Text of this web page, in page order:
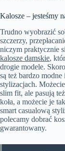
Kalosze – jesteśmy
Trudno wyobrazić
szczerzy,
niczym praktycznie
kalosze damskie,
drogie modele.
są też bardzo
stylizacjach.
slim fit, ale pasują
koła, a możecie je
smart casualową
polecamy dobrać
gwarantowany.